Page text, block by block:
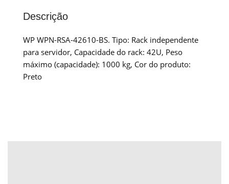
Descrição
WP WPN-RSA-42610-BS. Tipo: Rack independente
para servidor, Capacidade do rack: 42U, Peso
máximo (capacidade): 1000 kg, Cor do produto:
Preto